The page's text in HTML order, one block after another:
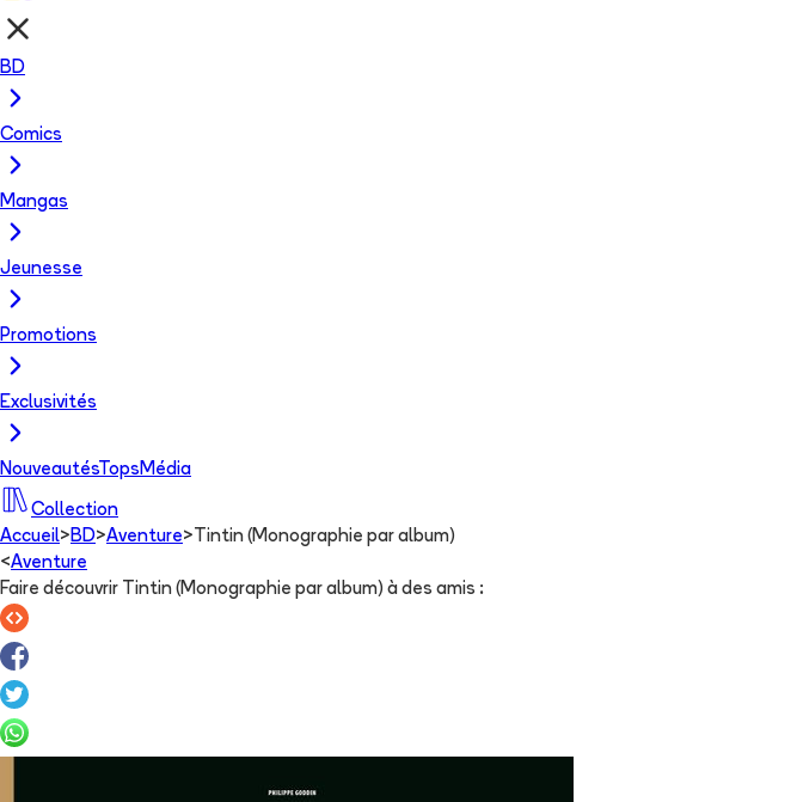
BD
Comics
Mangas
Jeunesse
Promotions
Exclusivités
NouveautésTops Média
Collection
Accueil> BD>Aventure> Tintin (Monographie par album)
<Aventure
Faire découvrir Tintin (Monographie par album) à des amis :